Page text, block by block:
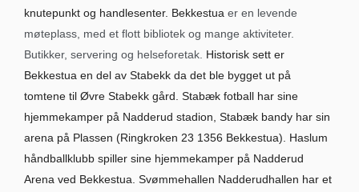
knutepunkt og handlesenter. Bekkestua er en levende
møteplass, med et flott bibliotek og mange aktiviteter.
Butikker, servering og helseforetak. Historisk sett er
Bekkestua en del av Stabekk da det ble bygget ut på
tomtene til Øvre Stabekk gård. Stabæk fotball har sine
hjemmekamper på Nadderud stadion, Stabæk bandy har sin
arena på Plassen (Ringkroken 23 1356 Bekkestua). Haslum
håndballklubb spiller sine hjemmekamper på Nadderud
Arena ved Bekkestua. Svømmehallen Nadderudhallen har et